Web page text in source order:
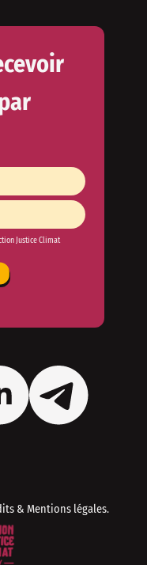
Justice Climat
& Mentions légales.